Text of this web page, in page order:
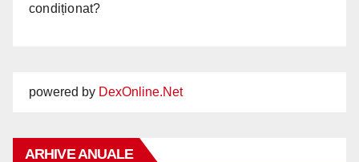
condiționat?
powered by DexOnline.Net
ARHIVE ANUALE